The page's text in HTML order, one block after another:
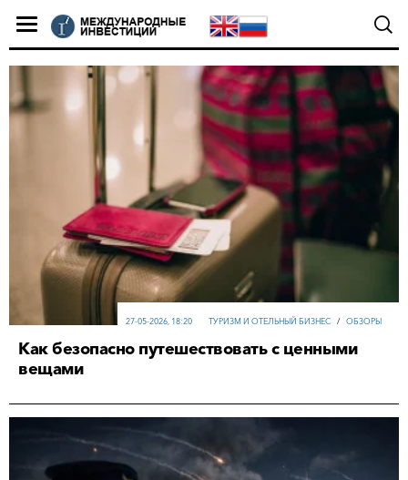
ТУРИЗМ И ОТЕЛЬНЫЙ БИЗНЕС / ОБЗОРЫ
27-05-2026, 18:20
Как безопасно путешествовать с ценными
вещами